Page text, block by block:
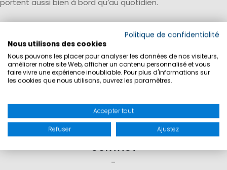
portent aussi bien à bord qu’au quotidien.
CONTACT
Politique de confidentialité
Nous utilisons des cookies
Nous pouvons les placer pour analyser les données de nos visiteurs,
améliorer notre site Web, afficher un contenu personnalisé et vous
faire vivre une expérience inoubliable. Pour plus d'informations sur
les cookies que nous utilisons, ouvrez les paramètres.
Accepter tout
Refuser Ajustez